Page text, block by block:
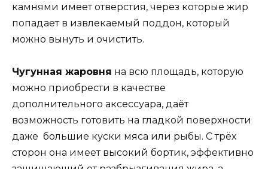
камнями имеет отверстия, через которые жир
попадает в извлекаемый поддон, который
можно вынуть и очистить.
Чугунная жаровня на всю площадь, которую
можно приобрести в качестве
дополнительного аксессуара, даёт
возможность готовить на гладкой поверхности
даже большие куски мяса или рыбы. С трёх
сторон она имеет высокий бортик, эффективно